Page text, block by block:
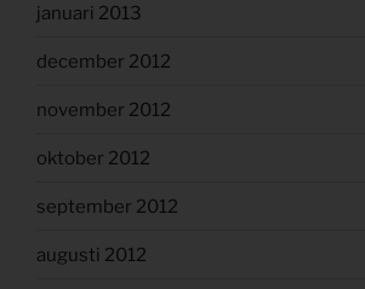
januari 2013
december 2012
november 2012
oktober 2012
september 2012
augusti 2012